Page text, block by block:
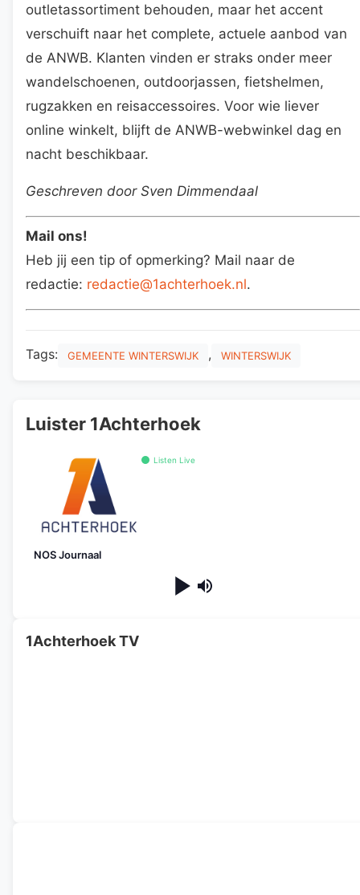
outletassortiment behouden, maar het accent
verschuift naar het complete, actuele aanbod van
de ANWB. Klanten vinden er straks onder meer
wandelschoenen, outdoorjassen, fietshelmen,
rugzakken en reisaccessoires. Voor wie liever
online winkelt, blijft de ANWB-webwinkel dag en
nacht beschikbaar.
Geschreven door Sven Dimmendaal
Mail ons!
Heb jij een tip of opmerking? Mail naar de
redactie: redactie@1achterhoek.nl.
Tags: GEMEENTE WINTERSWIJK , WINTERSWIJK
Luister 1Achterhoek
Listen Live
NOS Journaal
1Achterhoek TV